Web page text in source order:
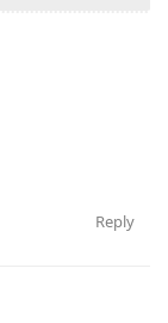
Reply